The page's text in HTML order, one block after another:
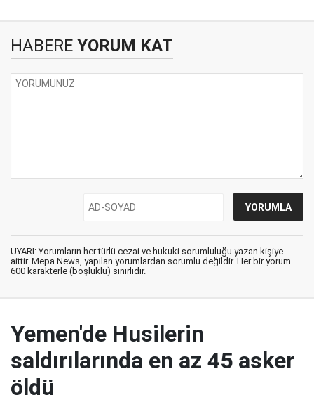
HABERE YORUM KAT
UYARI: Yorumların her türlü cezai ve hukuki sorumluluğu yazan kişiye
aittir. Mepa News, yapılan yorumlardan sorumlu değildir. Her bir yorum
600 karakterle (boşluklu) sınırlıdır.
Yemen'de Husilerin
saldırılarında en az 45 asker
öldü